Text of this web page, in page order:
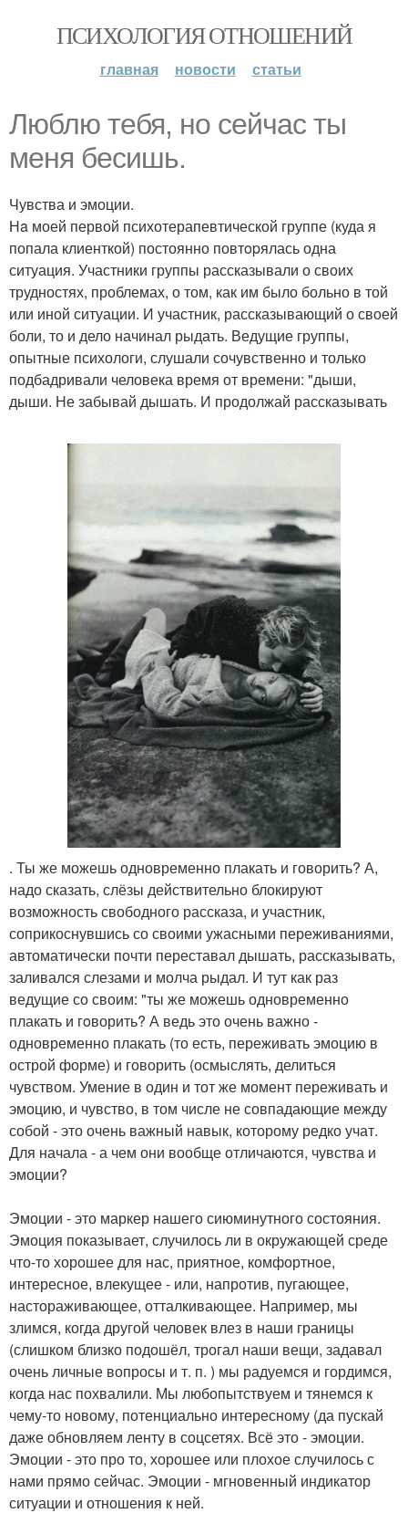
ПСИХОЛОГИЯ ОТНОШЕНИЙ
главная новости статьи
Люблю тебя, нo сейчас ты
меня бесишь.
Чувства и эмоции.
Нa моей первой психотерапевтической группе (куда я
попала клиенткой) постоянно повтopялась одна
ситуация. Участники группы рассказывали о своих
трудностях, проблемах, о том, как им было больно в той
или иной ситуации. И участник, рассказывающий о своей
боли, то и дело начинал рыдать. Ведущие группы,
опытные психологи, слушали сочувственно и только
подбадривали человека время от времени: "дыши,
дыши. Не забывай дышать. И продолжай рассказывать
. Ты же можешь одновременно плакать и говорить? А,
надо сказать, слёзы действительно блокируют
возможность свободного рассказа, и участник,
соприкоснувшись со своими ужасными переживаниями,
автоматически почти переставал дышать, рассказывать,
заливался слезами и молча рыдал. И тут как раз
ведущие со своим: "ты же можешь одновременно
плакать и гoворить? А ведь это очень важно -
одновременно плакать (то есть, переживать эмоцию в
острой форме) и говорить (осмыслять, делиться
чувством. Умение в один и тот же момент переживать и
эмоцию, и чувство, в том числе не совпадающие между
собой - это очень важный навык, которому редко учат.
Для начала - а чем они вообще отличаются, чувства и
эмоции?
Эмоции - это маркер нашего сиюминутного состояния.
Эмоция показывает, случилось ли в окружающей среде
что-то хорошее для нас, приятное, комфортное,
интересное, влекущее - или, напротив, пугающее,
настораживающее, отталкивающее. Например, мы
злимся, когда другой человек влез в наши границы
(слишком близко подошёл, трогал наши вещи, задавал
очень личные вопросы и т. п. ) мы радуемся и гордимся,
когда нас похвалили. Мы любопытствуем и тянемся к
чему-то новому, потенциально интересному (да пускай
даже обновляем ленту в соцсетях. Всё это - эмоции.
Эмоции - это про то, хорошее или плохое случилось с
нами прямо сейчас. Эмоции - мгновенный индикатор
ситуации и отношения к ней.